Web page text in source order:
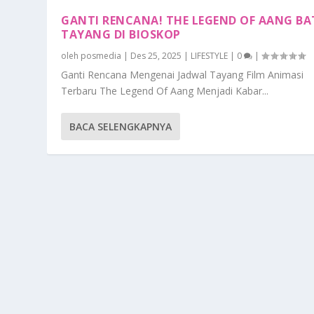
GANTI RENCANA! THE LEGEND OF AANG
TAYANG DI BIOSKOP
oleh posmedia | Des 25, 2025 | LIFESTYLE | 0 |
Ganti Rencana Mengenai Jadwal Tayang Film Animasi
Terbaru The Legend Of Aang Menjadi Kabar...
BACA SELENGKAPNYA